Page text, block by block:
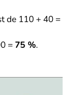
de 110 + 40 =
= 75 %.